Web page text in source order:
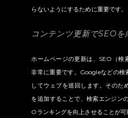
らないようにするために重要です。
コンテンツ更新でSEOを
ホームページの更新は、SEO（検
非常に重要です。Googleなどの検
してウェブを巡回します。そのた
を追加することで、検索エンジン
Oランキングを向上させることが可